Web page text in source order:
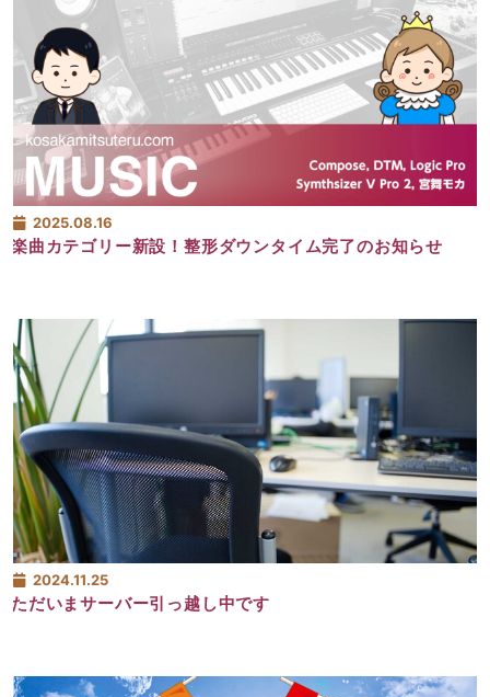
2025.08.16
楽曲カテゴリー新設！整形ダウンタイム完了のお知らせ
2024.11.25
ただいまサーバー引っ越し中です